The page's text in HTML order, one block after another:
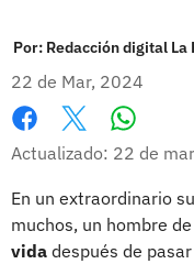
Por: Redacción digital La
22 de Mar, 2024
Facebook
X
Actualizado: 22 de
En un extraordinario
muchos, un hombre
vida después de